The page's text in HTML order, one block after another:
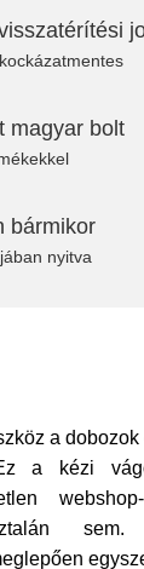
magyar bolt
bármikor
nyitva
a
a kézi